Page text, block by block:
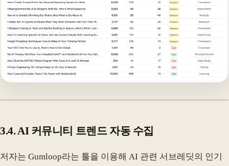
3.4. AI 커뮤니티 트렌드 자동 수집
저자는 Gumloop라는 툴을 이용해 AI 관련 서브레딧의 인기